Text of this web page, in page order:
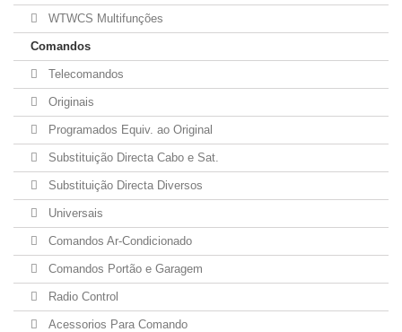
WTWCS Multifunções
Comandos
Telecomandos
Originais
Programados Equiv. ao Original
Substituição Directa Cabo e Sat.
Substituição Directa Diversos
Universais
Comandos Ar-Condicionado
Comandos Portão e Garagem
Radio Control
Acessorios Para Comando